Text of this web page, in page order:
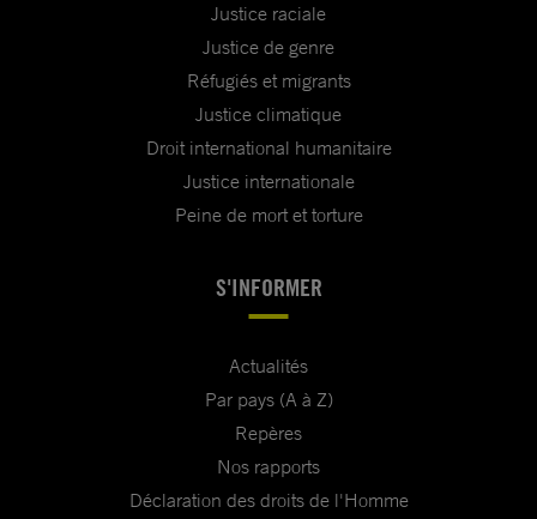
Justice raciale
Justice de genre
Réfugiés et migrants
Justice climatique
Droit international humanitaire
Justice internationale
Peine de mort et torture
S'INFORMER
Actualités
Par pays (A à Z)
Repères
Nos rapports
Déclaration des droits de l'Homme